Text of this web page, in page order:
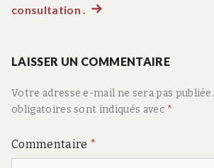
de
consultation . Article
LAISSER UN COMMENTAIRE
Votre adresse e-mail ne sera pas publiée.
obligatoires sont indiqués avec *
Commentaire *